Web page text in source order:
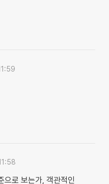
으로 보는가, 객관적인